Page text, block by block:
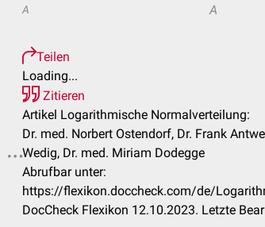
A A
Teilen
Loading...
Zitieren
Artikel Logarithmische Normalverteilung:
Dr. med. Norbert Ostendorf, Dr. Frank
Wedig, Dr. med. Miriam Dodegge
Abrufbar unter:
https://flexikon.doccheck.com/de/
DocCheck Flexikon 12.10.2023. Letzte